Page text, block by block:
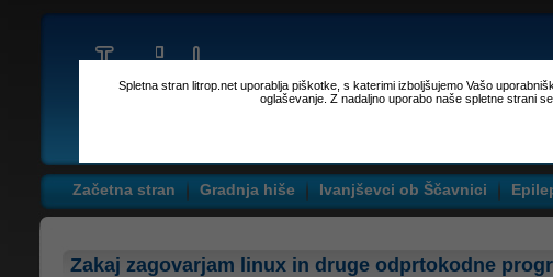
Spletna stran litrop.net uporablja piškotke, s katerimi izboljšujemo Vašo
oglaševanje. Z nadaljno uporabo naše spletne strani
Začetna stran Gradnja hiše Ivanjševci ob Ščavnici
Zakaj zagovarjam linux in druge odprtokodne